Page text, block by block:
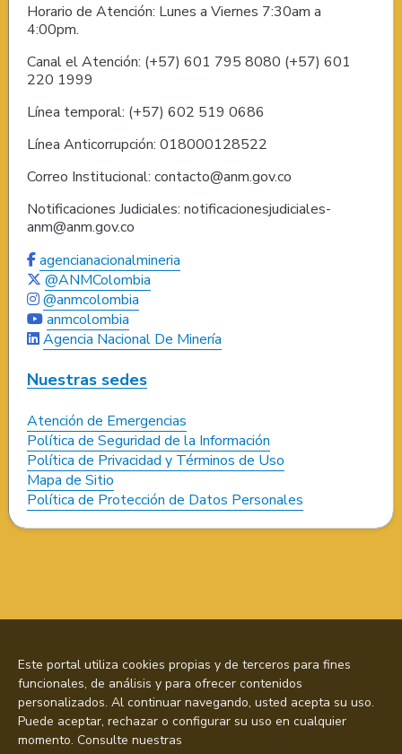
Horario de Atención: Lunes a Viernes 7:30am a
4:00pm.
Canal el Atención: (+57) 601 795 8080 (+57) 601
220 1999
Línea temporal: (+57) 602 519 0686
Línea Anticorrupción: 018000128522
Correo Institucional: contacto@anm.gov.co
Notificaciones Judiciales: notificacionesjudiciales-
anm@anm.gov.co
agencianacionalmineria
@ANMColombia
@anmcolombia
anmcolombia
Agencia Nacional De Minería
Nuestras sedes
Atención de Emergencias
Política de Seguridad de la Información
Política de Privacidad y Términos de Uso
Mapa de Sitio
Política de Protección de Datos Personales
Este portal utiliza cookies propias y de terceros para fines
funcionales, de análisis y para ofrecer contenidos
personalizados. Al continuar navegando, usted acepta su uso.
Puede aceptar, rechazar o configurar su uso en cualquier
momento. Consulte nuestras